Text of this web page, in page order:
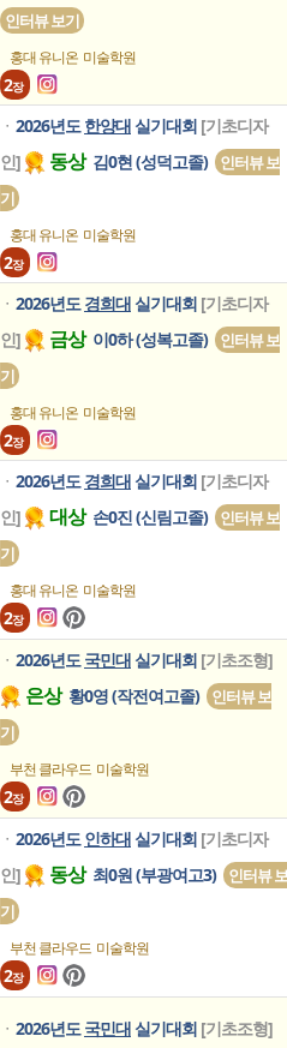
인터뷰 보기
홍대 유니온 미술학원
2장
ㆍ 2026년도 한양대 실기대회 [기초디자
인]
동상김0현 (성덕고졸)
인터뷰 보
기
홍대 유니온 미술학원
2장
ㆍ 2026년도 경희대 실기대회 [기초디자
인]
금상이0하 (성복고졸)
인터뷰 보
기
홍대 유니온 미술학원
2장
ㆍ 2026년도 경희대 실기대회 [기초디자
인]
대상손0진 (신림고졸)
인터뷰 보
기
홍대 유니온 미술학원
2장
ㆍ 2026년도 국민대 실기대회 [기초조형]
은상황0영 (작전여고졸)
인터뷰 보
기
부천 클라우드 미술학원
2장
ㆍ 2026년도 인하대 실기대회 [기초디자
인]
동상최0원 (부광여고3)
인터뷰 보
기
부천 클라우드 미술학원
2장
ㆍ 2026년도 국민대 실기대회 [기초조형]